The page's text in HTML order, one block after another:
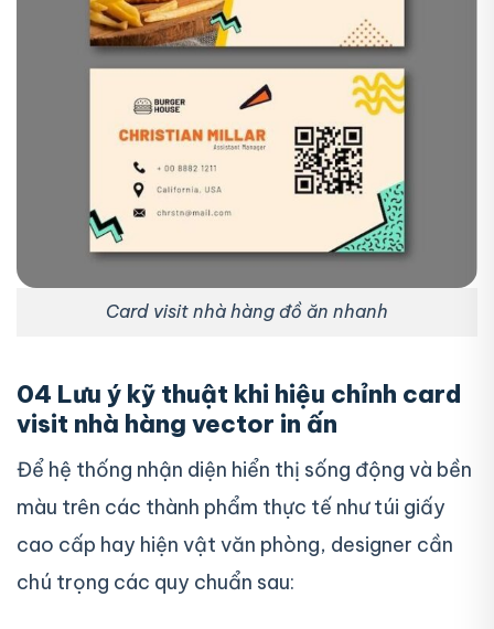
Card visit nhà hàng đồ ăn nhanh
04 Lưu ý kỹ thuật khi hiệu chỉnh card
visit nhà hàng vector in ấn
Để hệ thống nhận diện hiển thị sống động và bền
màu trên các thành phẩm thực tế như túi giấy
cao cấp hay hiện vật văn phòng, designer cần
chú trọng các quy chuẩn sau: